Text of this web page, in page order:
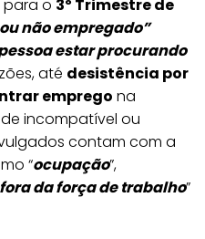
o 3º Trimestre de
não empregado”
estar procurando
até desistência por
emprego na
incompatível ou
contam com a
“ocupação”,
da força de trabalho”